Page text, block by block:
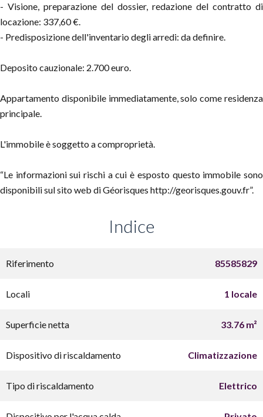
- Visione, preparazione del dossier, redazione del contratto di
locazione: 337,60 €.
- Predisposizione dell'inventario degli arredi: da definire.
Deposito cauzionale: 2.700 euro.
Appartamento disponibile immediatamente, solo come residenza
principale.
L'immobile è soggetto a comproprietà.
“Le informazioni sui rischi a cui è esposto questo immobile sono
disponibili sul sito web di Géorisques http://georisques.gouv.fr”.
Indice
Riferimento 85585829
Locali 1 locale
Superficie netta 33.76 m²
Dispositivo di riscaldamento Climatizzazione
Tipo di riscaldamento Elettrico